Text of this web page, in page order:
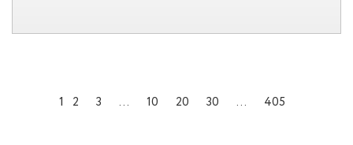
1 2 3 ... 10 20 30 ... 405